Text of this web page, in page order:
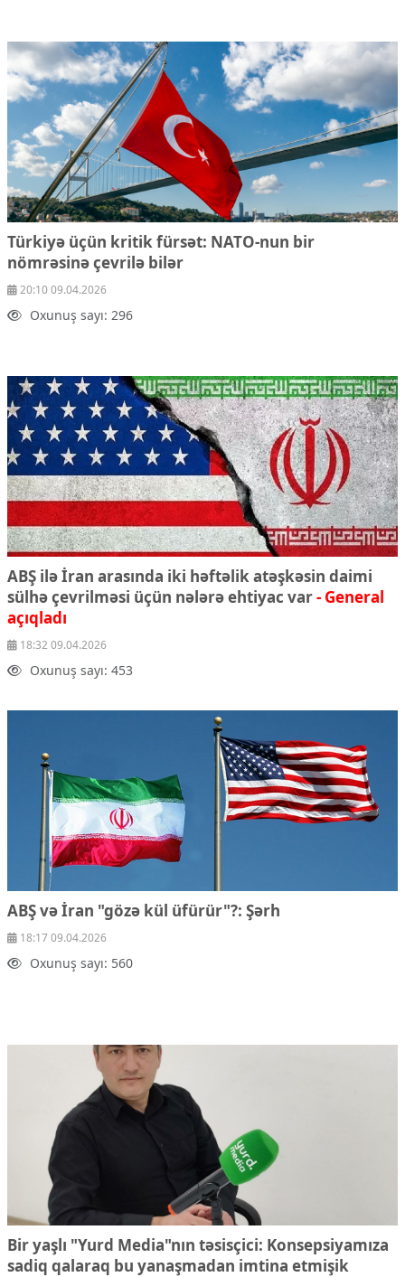
Türkiyə üçün kritik fürsət: NATO-nun bir
nömrəsinə çevrilə bilər
20:10 09.04.2026
Oxunuş sayı: 296
ABŞ ilə İran arasında iki həftəlik atəşkəsin daimi
sülhə çevrilməsi üçün nələrə ehtiyac var- General
açıqladı
18:32 09.04.2026
Oxunuş sayı: 453
ABŞ və İran "gözə kül üfürür"?: Şərh
18:17 09.04.2026
Oxunuş sayı: 560
Bir yaşlı "Yurd Media"nın təsisçici: Konsepsiyamıza
sadiq qalaraq bu yanaşmadan imtina etmişik